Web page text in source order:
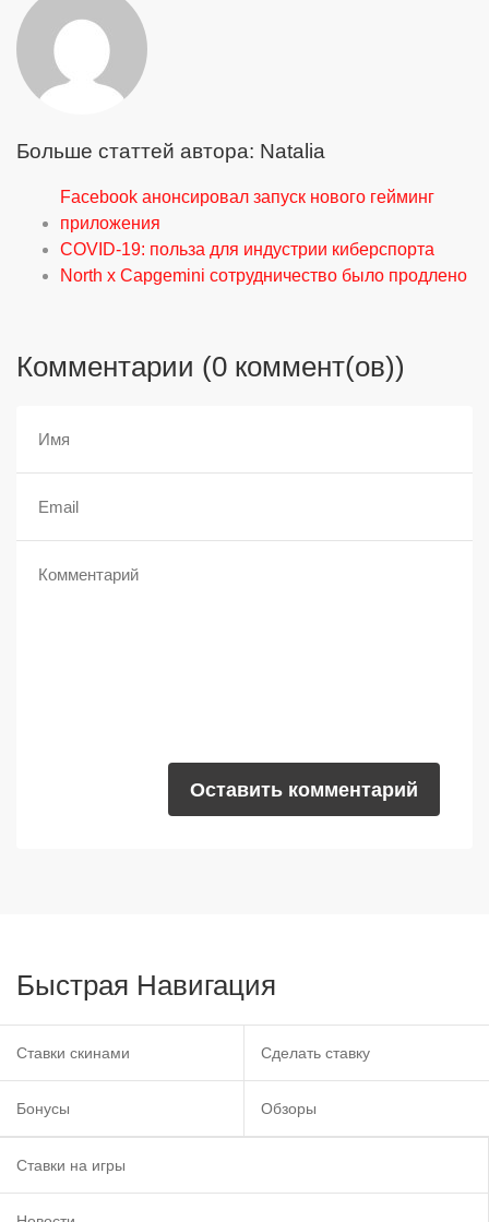
Больше статтей автора: Natalia
Facebook анонсировал запуск нового гейминг
приложения
COVID-19: польза для индустрии киберспорта
North x Capgemini сотрудничество было продлено
Комментарии (0 коммент(ов))
Оставить комментарий
Быстрая Навигация
Ставки скинами
Бонусы
Сделать ставку
Обзоры
Ставки на игры